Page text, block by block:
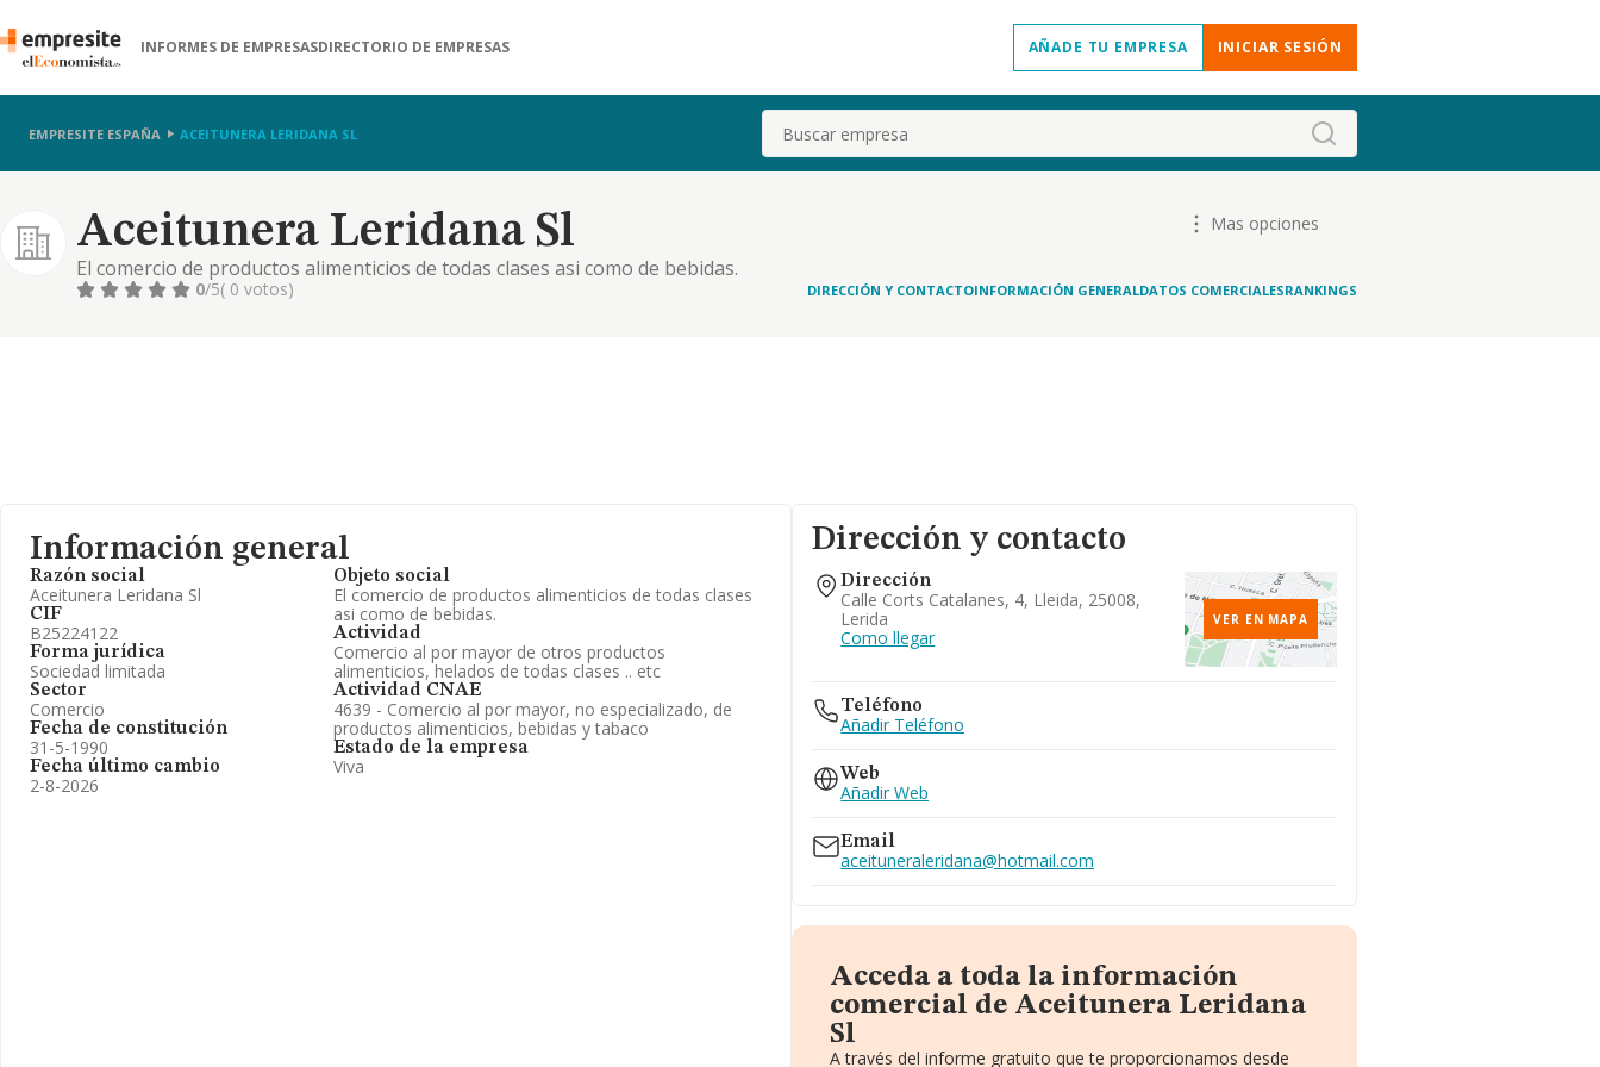
INFORMES DE EMPRESASDIRECTORIO DE EMPRESAS AÑADE TU EMPRESA INICIAR SESIÓN
EMPRESITE ESPAÑA ACEITUNERA LERIDANA SL Buscar
Aceitunera Leridana Sl
El comercio de productos alimenticios de todas clases asi como de bebidas.
Mas opciones
0/5( 0 votos) DIRECCIÓN Y CONTACTOINFORMACIÓN GENERALDATOS COMERCIALESRANKINGS
Información general
Razón social
Aceitunera Leridana Sl
CIF
B25224122
Forma jurídica
Sociedad limitada
Sector
Comercio
Fecha de constitución
31-5-1990
Fecha último cambio
2-8-2026
Objeto social
El comercio de productos alimenticios de todas clases
asi como de bebidas.
Actividad
Comercio al por mayor de otros productos
alimenticios, helados de todas clases .. etc
Actividad CNAE
4639 - Comercio al por mayor, no especializado, de
productos alimenticios, bebidas y tabaco
Estado de la empresa
Viva
Dirección y contacto
Dirección
Calle Corts Catalanes, 4, Lleida, 25008,
Lerida
Como llegar
VER EN MAPA
Teléfono
Añadir Teléfono
Web
Añadir Web
Email
aceituneraleridana@hotmail.com
Acceda a toda la información
comercial de Aceitunera Leridana
Sl
A través del informe gratuito que te proporcionamos desde